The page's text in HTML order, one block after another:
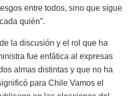
entre todos, sino que sigue
quién”.
la discusión y el rol que ha
fue enfática al expresas
almas distintas y que no ha
para Chile Vamos el